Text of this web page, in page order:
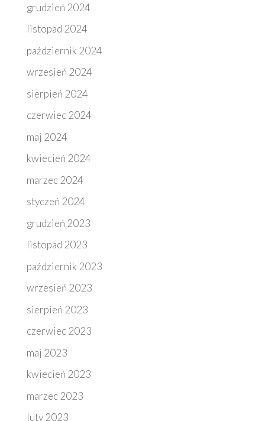
grudzień 2024
listopad 2024
październik 2024
wrzesień 2024
sierpień 2024
czerwiec 2024
maj 2024
kwiecień 2024
marzec 2024
styczeń 2024
grudzień 2023
listopad 2023
październik 2023
wrzesień 2023
sierpień 2023
czerwiec 2023
maj 2023
kwiecień 2023
marzec 2023
luty 2023